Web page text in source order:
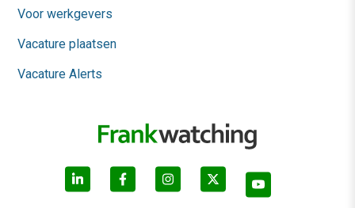
Voor werkgevers
Vacature plaatsen
Vacature Alerts